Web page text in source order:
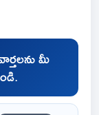
మీ